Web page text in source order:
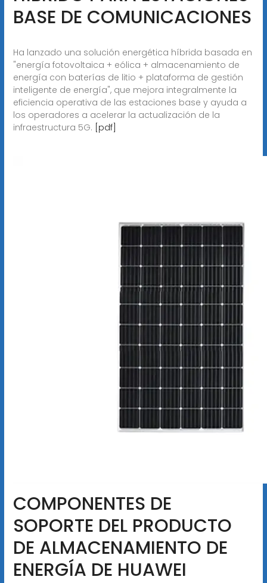
BASE DE COMUNICACIONES
Ha lanzado una solución energética híbrida basada en
"energía fotovoltaica + eólica + almacenamiento de
energía con baterías de litio + plataforma de gestión
inteligente de energía", que mejora integralmente la
eficiencia operativa de las estaciones base y ayuda a
los operadores a acelerar la actualización de la
infraestructura 5G. [pdf]
COMPONENTES DE
SOPORTE DEL PRODUCTO
DE ALMACENAMIENTO DE
ENERGÍA DE HUAWEI